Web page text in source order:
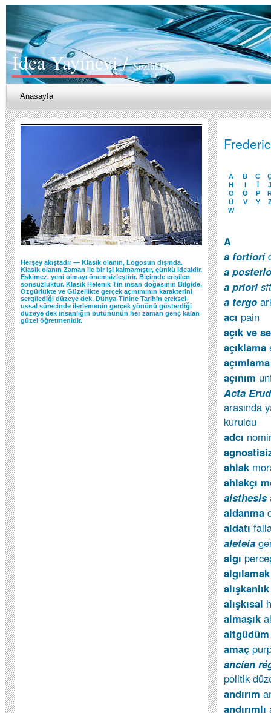
İdea Yayınevi /Sözlükler
Anasayfa
Herşey akıştadır — Klasik olanın, Logosun dışında.
Klasik olanın Zaman ile bir işi kalmamıştır, çünkü idealdir.
Eskimez, yeni olmayı önemsizleştirir. Biçimde erişilen
sonsuzluktur. Klasik Helenik Tin insan doğasının Bilgide,
Özgürlükte ve Güzellikte gerçek açınımının karakterini
sergilediği düzeye dek, Dünya-Tinine Tarihin ereksel-
ussal sürecinde ilerlemenin gerçek yönünü gösterdiği
düzeye dek insanlığın bütününün her zaman genç kalan
güzel öğretmenidir.
A B C
H
I İ
J
O
Ö P
Ü
V Y
W
A
a fortiori
a
a priori
a tergo
acı pain
açık ve
açıklama
açımlama
açınım
Acta
arasında
kuruldu
adcı
ahlak
ahlakçı
aisthesis
aldanma
aldatı
aleteia
algı
algılamak
alışkısal
almaşık
amaç
ancien
politik
andırım
andırımlı